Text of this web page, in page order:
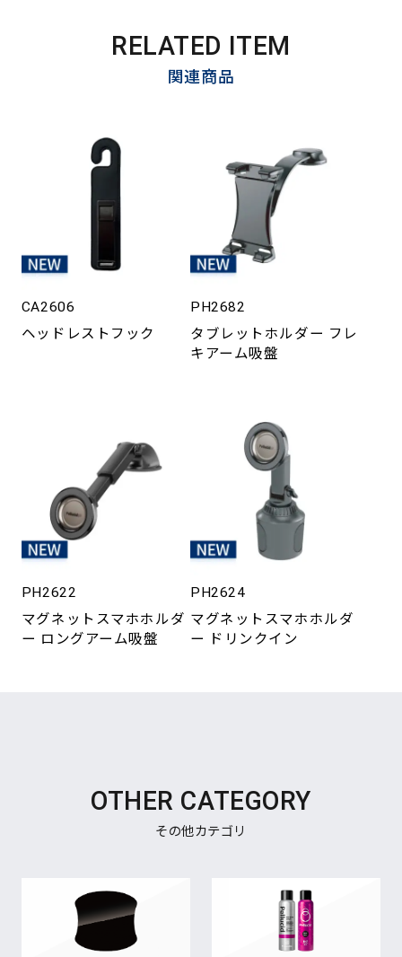
RELATED ITEM
関連商品
CA2606
ヘッドレストフック
PH2682
タブレットホルダー フレ
キアーム吸盤
PH2622
マグネットスマホホルダ
ー ロングアーム吸盤
PH2624
マグネットスマホホルダ
ー ドリンクイン
OTHER CATEGORY
その他カテゴリ